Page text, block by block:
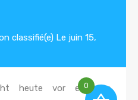
classifié(e) Le juin 15,
heute vor enormen
0